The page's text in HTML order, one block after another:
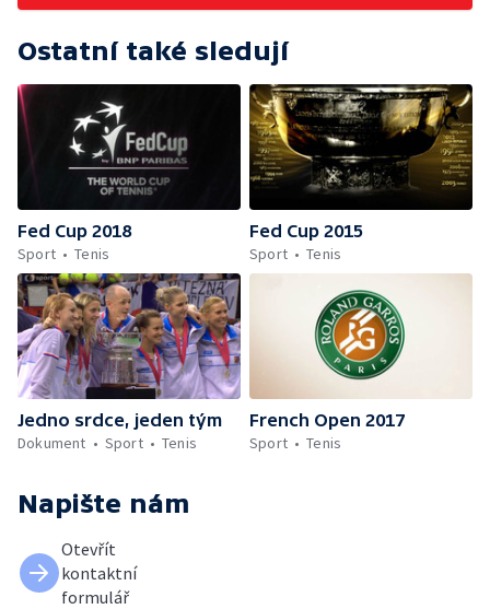
Ostatní také sledují
Fed Cup 2018
Sport
Tenis
Fed Cup 2015
Sport
Tenis
Jedno srdce, jeden tým
Dokument
Sport Tenis
French Open 2017
Sport
Tenis
Napište nám
Otevřít
kontaktní
formulář